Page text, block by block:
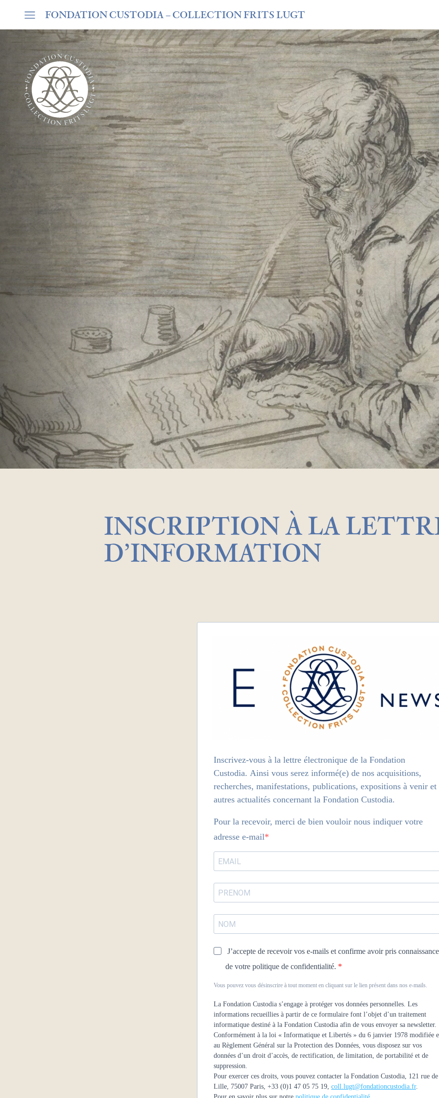
FONDATION CUSTODIA– COLLECTION FRITS LUGT
INSCRIPTION À LA
D’INFORMATION
Inscrivez-vous à la lettre électronique de la Fondation
Custodia. Ainsi vous serez informé(e) de nos acquisitions,
recherches, manifestations, publications, expositions à venir et
autres actualités concernant la Fondation Custodia.
Pour la recevoir, merci de bien vouloir nous indiquer votre
adresse e-mail
J’accepte de recevoir vos e-mails et confirme avoir pris connaissance
de votre politique de confidentialité.
Vous pouvez vous désinscrire à tout moment en cliquant sur le lien présent dans nos e-mails.
La Fondation Custodia s’engage à protéger vos données personnelles. Les
informations recueillies à partir de ce formulaire font l’objet d’un traitement
informatique destiné à la Fondation Custodia afin de vous envoyer sa newsletter.
Conformément à la loi « Informatique et Libertés » du 6 janvier 1978 modifiée
au Règlement Général sur la Protection des Données, vous disposez sur vos
données d’un droit d’accès, de rectification, de limitation, de portabilité et de
suppression.
Pour exercer ces droits, vous pouvez contacter la Fondation Custodia, 121 rue de
Lille, 75007 Paris, +33 (0)1 47 05 75 19, coll.lugt@fondationcustodia.fr.